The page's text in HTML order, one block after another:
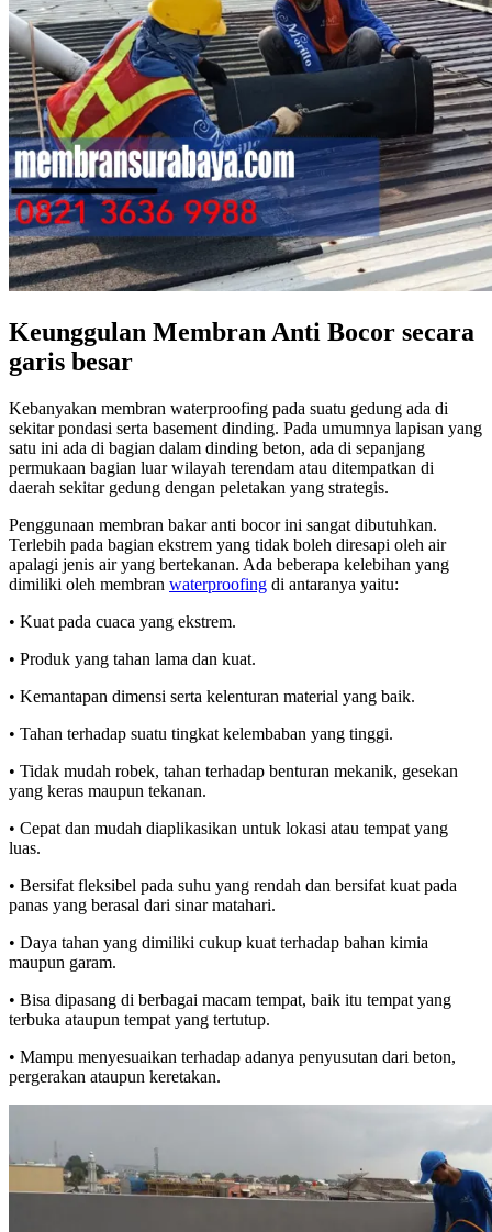
Keunggulan Membran Anti Bocor secara
garis besar
Kebanyakan membran waterproofing pada suatu gedung ada di
sekitar pondasi serta basement dinding. Pada umumnya lapisan yang
satu ini ada di bagian dalam dinding beton, ada di sepanjang
permukaan bagian luar wilayah terendam atau ditempatkan di
daerah sekitar gedung dengan peletakan yang strategis.
Penggunaan membran bakar anti bocor ini sangat dibutuhkan.
Terlebih pada bagian ekstrem yang tidak boleh diresapi oleh air
apalagi jenis air yang bertekanan. Ada beberapa kelebihan yang
dimiliki oleh membran waterproofing di antaranya yaitu:
• Kuat pada cuaca yang ekstrem.
• Produk yang tahan lama dan kuat.
• Kemantapan dimensi serta kelenturan material yang baik.
• Tahan terhadap suatu tingkat kelembaban yang tinggi.
• Tidak mudah robek, tahan terhadap benturan mekanik, gesekan
yang keras maupun tekanan.
• Cepat dan mudah diaplikasikan untuk lokasi atau tempat yang
luas.
• Bersifat fleksibel pada suhu yang rendah dan bersifat kuat pada
panas yang berasal dari sinar matahari.
• Daya tahan yang dimiliki cukup kuat terhadap bahan kimia
maupun garam.
• Bisa dipasang di berbagai macam tempat, baik itu tempat yang
terbuka ataupun tempat yang tertutup.
• Mampu menyesuaikan terhadap adanya penyusutan dari beton,
pergerakan ataupun keretakan.